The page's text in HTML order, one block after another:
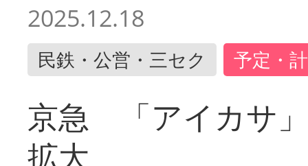
2025.12.18
民鉄・公営・三セク 予定・
京急 「アイカサ
拡大